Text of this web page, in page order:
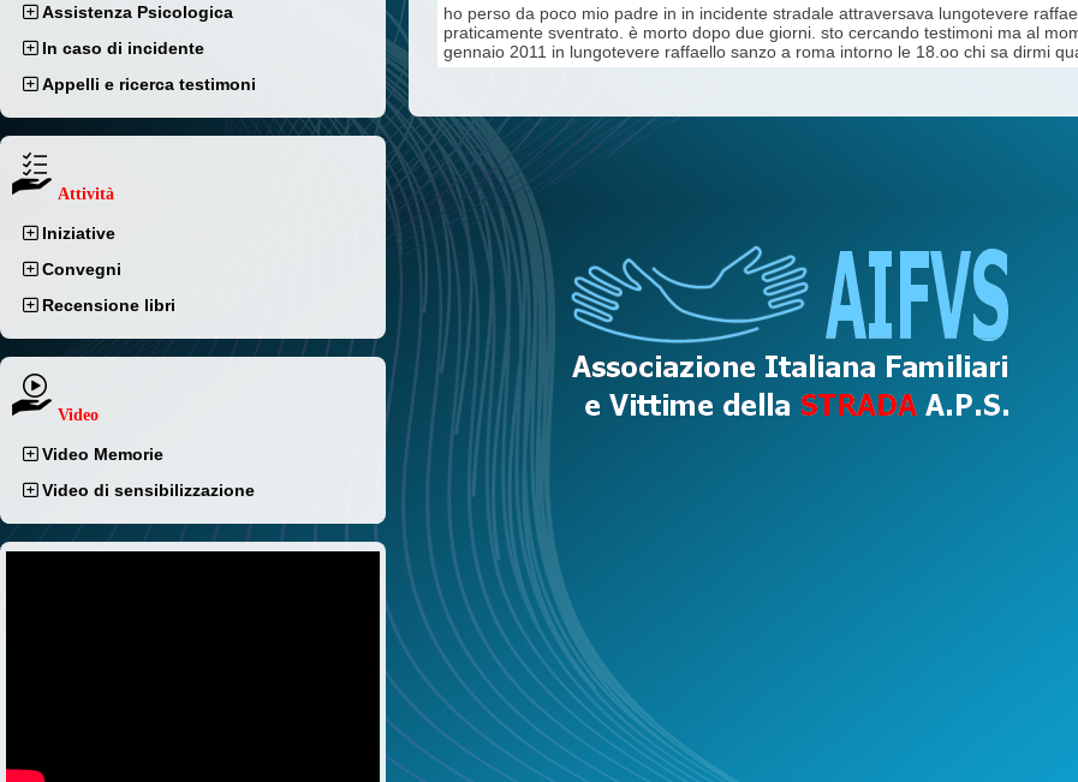
Assistenza Psicologica
In caso di incidente
Appelli e ricerca testimoni
Attività
Iniziative
Convegni
Recensione libri
Video
Video Memorie
Video di sensibilizzazione
ho perso da poco mio padre in in incidente stradale attraversava lungotevere
praticamente sventrato. è morto dopo due giorni. sto cercando testimoni ma al
gennaio 2011 in lungotevere raffaello sanzo a roma intorno le 18.oo chi sa dirmi